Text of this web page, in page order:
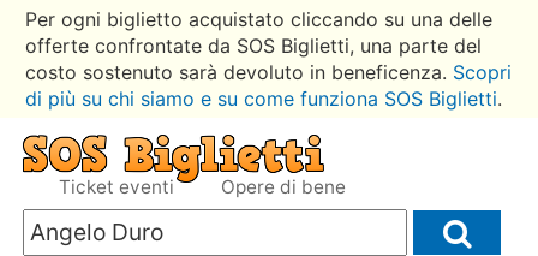
Per ogni biglietto acquistato cliccando su una delle
offerte confrontate da SOS Biglietti, una parte del
costo sostenuto sarà devoluto in beneficenza. Scopri
di più su chi siamo e su come funziona SOS Biglietti.
Ticket eventi Opere di bene